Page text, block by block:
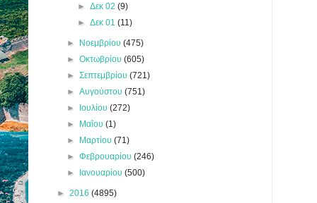
► Δεκ 02 (9)
► Δεκ 01 (11)
► Νοεμβρίου(475)
►Οκτωβρίου(605)
►Σεπτεμβρίου(721)
►Αυγούστου(751)
► Ιουλίου(272)
► Μαΐου(1)
► Μαρτίου(71)
►Φεβρουαρίου(246)
► Ιανουαρίου(500)
► 2016 (4895)